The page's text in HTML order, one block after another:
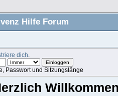
Hilfe Forum
dich
Passwort und Sitzungslänge